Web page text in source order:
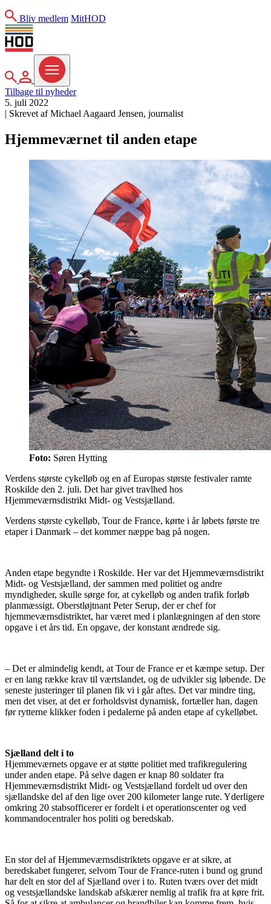
Søg
Bliv medlem MitHOD
MitHOD
Menu
Tilbage til nyheder
5. juli 2022
| Skrevet af Michael Aagaard Jensen, journalist
Hjemmeværnet til anden etape
Foto: Søren Hytting
Verdens største cykelløb og en af Europas største festivaler ramte
Roskilde den 2. juli. Det har givet travlhed hos
Hjemmeværnsdistrikt Midt- og Vestsjælland.
Verdens største cykelløb, Tour de France, kørte i år løbets første tre
etaper i Danmark – det kommer næppe bag på nogen.
Anden etape begyndte i Roskilde. Her var det Hjemmeværnsdistrikt
Midt- og Vestsjælland, der sammen med politiet og andre
myndigheder, skulle sørge for, at cykelløb og anden trafik forløb
planmæssigt. Oberstløjtnant Peter Serup, der er chef for
hjemmeværnsdistriktet, har været med i planlægningen af den store
opgave i et års tid. En opgave, der konstant ændrede sig.
– Det er almindelig kendt, at Tour de France er et kæmpe setup. Der
er en lang række krav til værtslandet, og de udvikler sig løbende. De
seneste justeringer til planen fik vi i går aftes. Det var mindre ting,
men det viser, at det er forholdsvist dynamisk, fortæller han, dagen
før rytterne klikker foden i pedalerne på anden etape af cykelløbet.
Sjælland delt i to
Hjemmeværnets opgave er at støtte politiet med trafikregulering
under anden etape. På selve dagen er knap 80 soldater fra
Hjemmeværnsdistrikt Midt- og Vestsjælland fordelt ud over den
sjællandske del af den lige over 200 kilometer lange rute. Yderligere
omkring 20 stabsofficerer er fordelt i et operationscenter og ved
kommandocentraler hos politi og beredskab.
En stor del af Hjemmeværnsdistriktets opgave er at sikre, at
beredskabet fungerer, selvom Tour de France-ruten i bund og grund
har delt en stor del af Sjælland over i to. Ruten tværs over det midt
og vestsjællandske landskab afskærer nemlig al trafik fra at køre frit.